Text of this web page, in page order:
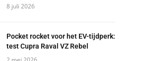
8 juli 2026
Pocket rocket voor het EV-tijdperk:
test Cupra Raval VZ Rebel